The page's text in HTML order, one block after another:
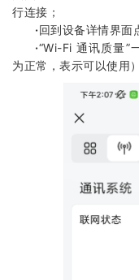
行连接；
·回到设备详情界面
·“Wi-Fi 通讯质量”
为正常，表示可以使用）